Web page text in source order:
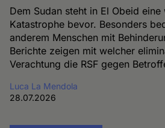
Dem Sudan steht in El Obeid
Katastrophe bevor. Besonders
anderem Menschen mit
Berichte zeigen mit welcher
Verachtung die RSF gegen
Luca La Mendola
28.07.2026